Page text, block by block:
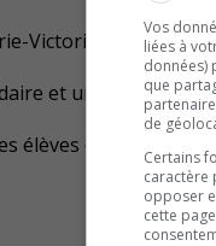
Victorin a indiqué
et une au niveau
élèves qui
Vos
liées à
données)
que
de
Certains
caractère
opposer
cette